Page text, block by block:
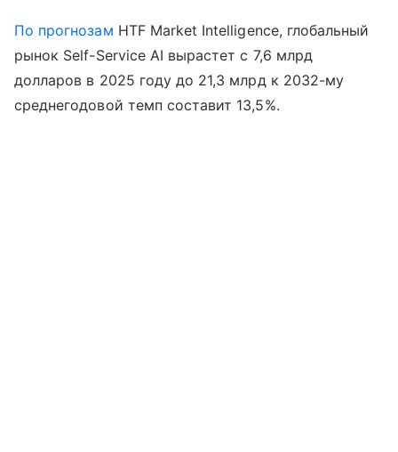
По прогнозам HTF Market Intelligence, глобальный
рынок Self-Service AI вырастет с 7,6 млрд
долларов в 2025 году до 21,3 млрд к 2032-му
среднегодовой темп составит 13,5%.